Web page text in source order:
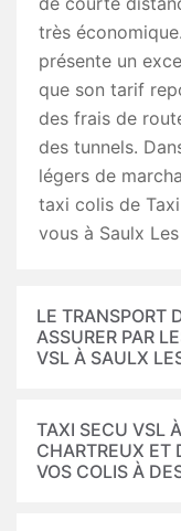
très
présente un
que son tarif
des frais de
des tunnels.
légers de
taxi colis de
vous à Saulx
LE TRANSPORT
ASSURER PAR
VSL À SAULX
TAXI SECU VSL
CHARTREUX ET
VOS COLIS À